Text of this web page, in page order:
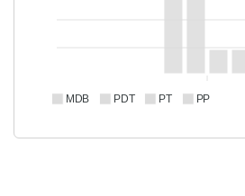
MDB PDT PT PP